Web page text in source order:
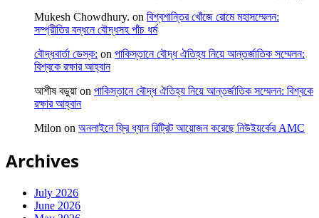
Mukesh Chowdhury. on বিশ্বশান্তির খোঁজে রোমে মহাসম্মেলন:
সম্প্রীতির বন্ধনে বৌদ্ধসহ পাঁচ ধর্ম
বৌদ্ধবার্তা ডেস্ক: on পাকিস্তানে বৌদ্ধ ঐতিহ্য নিয়ে আন্তর্জাতিক সম্মেলন:
বিশ্বকে রক্ষার আহ্বান
আশীষ বড়ুয়া on পাকিস্তানে বৌদ্ধ ঐতিহ্য নিয়ে আন্তর্জাতিক সম্মেলন: বিশ্বকে
রক্ষার আহ্বান
Milon on অনলাইনে ফ্রি ধ্যান রিট্রিট আয়োজন করেছে নিউইয়র্কের AMC
Archives
July 2026
June 2026